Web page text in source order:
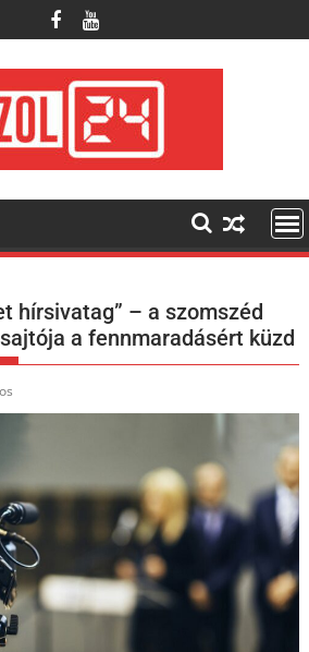
hírsivatag” – a szomszéd
a fennmaradásért küzd